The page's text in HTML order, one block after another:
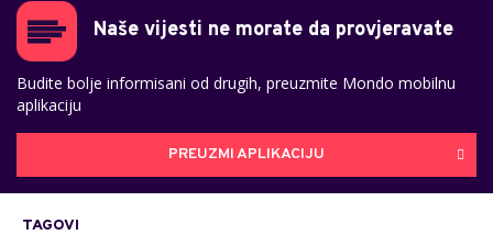
Naše vijesti ne morate da provjeravate
Budite bolje informisani od drugih, preuzmite Mondo mobilnu
aplikaciju
PREUZMI APLIKACIJU
TAGOVI